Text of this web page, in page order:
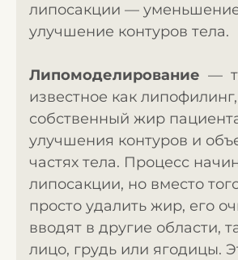
липосакции —
улучшение контуров тела.
Липомоделирование —
известное как
собственный жир
улучшения контуров и
частях тела. Процесс
липосакции, но вместо
просто удалить жир, его
вводят в другие области,
лицо, грудь или ягодицы.